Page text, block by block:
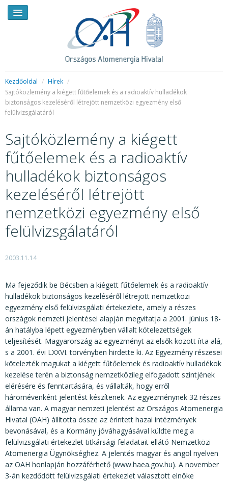
HÍREK
SAJTÓSZOBA
HIRDETMÉNYEK
BEMUTATKOZÁS
FELADATOK
KÖZÉRDEKŰ ADATOK
NYOMTATVÁNYOK, SZOFTVEREK
E-ÜGYINTÉZÉS
Kezdőoldal / Hírek /
Sajtóközlemény a kiégett fűtőelemek és a radioaktív hulladékok
biztonságos kezeléséről létrejött nemzetközi egyezmény első
felülvizsgálatáról
Sajtóközlemény a kiégett
fűtőelemek és a radioaktív
hulladékok biztonságos
kezeléséről létrejött
nemzetközi egyezmény első
felülvizsgálatáról
2003.11.14
Ma fejeződik be Bécsben a kiégett fűtőelemek és a radioaktív
hulladékok biztonságos kezeléséről létrejött nemzetközi
egyezmény első felülvizsgálati értekezlete, amely a részes
országok nemzeti jelentései alapján megvitatja a 2001. június 18-
án hatályba lépett egyezményben vállalt kötelezettségek
teljesítését. Magyarország az egyezményt az elsők között írta alá,
s a 2001. évi LXXVI. törvényben hirdette ki. Az Egyezmény részesei
kötelezték magukat a kiégett fűtőelemek és radioaktív hulladékok
kezelése terén a biztonság nemzetközileg elfogadott szintjének
elérésére és fenntartására, és vállalták, hogy erről
háromévenként jelentést készítenek. Az egyezménynek 32 részes
állama van. A magyar nemzeti jelentést az Országos Atomenergia
Hivatal (OAH) állította össze az érintett hazai intézmények
bevonásával, és a Kormány jóváhagyásával küldte meg a
felülvizsgálati értekezlet titkársági feladatait ellátó Nemzetközi
Atomenergia Ügynökséghez. A jelentés magyar és angol nyelven
az OAH honlapján hozzáférhető (www.haea.gov.hu). A november
3-án kezdődött felülvizsgálati értekezlet választott elnöke